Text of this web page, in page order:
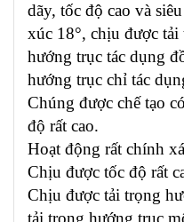
dãy, tốc độ cao và
xúc 18°, chịu được
hướng trục tác dụng
hướng trục chỉ tác
Chúng được chế tạo
độ rất cao.
Hoạt động rất chính
Chịu được tốc độ rất
Chịu được tải trọng
tải trọng hướng trục